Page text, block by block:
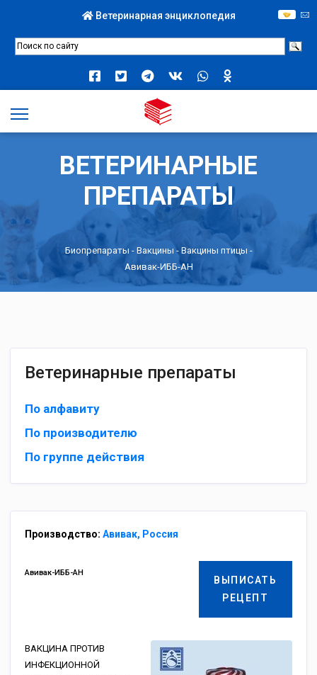
Ветеринарная энциклопедия
ВЕТЕРИНАРНЫЕ
ПРЕПАРАТЫ
Биопрепараты - Вакцины - Вакцины птицы -
Авивак-ИББ-АН
Ветеринарные препараты
По алфавиту
По производителю
По группе действия
Производство: Авивак, Россия
ВЫПИСАТЬ
РЕЦЕПТ
Авивак-ИББ-АН
ВАКЦИНА ПРОТИВ
ИНФЕКЦИОННОЙ